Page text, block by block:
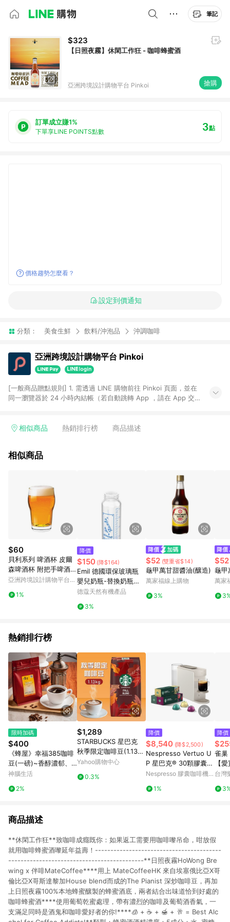
筆記
$323
【日照夜霧】休閑工作狂 - 咖啡蜂蜜酒
亞洲跨境設計購物平台 Pinkoi 搶購
訂單成立賺1%
下單享LINE POINTS點數 3點
價格趨勢怎麼看？
設定到價通知
分類： 美食生鮮 飲料/沖泡品 沖調咖啡
亞洲跨境設計購物平台 Pinkoi
[一般商品贈點規則] 1. 需透過 LINE 購物前往 Pinkoi 頁面，並在
同一瀏覽器於 24 小時內結帳（若自動跳轉 App ，請在 App 交
回饋訂單不得享有 Pinkoi 站方優惠，例如首購優惠，P coins，
行為，不具贈點資格，部分退款不在此限。 6. APP 請更新至
貨後 45 天後發送。 8. 群眾募資商品，禮物卡，開館保證金，補
運費，攤位費等不具贈點資格。 9. LINE 購物站上之商品規格、
顏色、價位、贈品如與 Pinkoi 商品資訊頁及購物車不符，以
Pinkoi 購物商品資訊頁及購物車標示為準。 10. 點數紅包使用規
則請以點數紅包活動說明為準。 11. 若於 LINE 購物前往 Pinkoi
頁面後才首次下載 Pinkoi APP 並完成訂單，不符合導購資格；承
上，首次下載 Pinkoi APP 後，需透過 LINE 購物前往 Pinkoi 頁
面，方享導購資格。
相似商品 熱銷排行榜 商品描述
相似商品
$60
貝利系列 啤酒杯 皮爾
森啤酒杯 附把手啤酒杯
三款任選
亞洲跨境設計購物平台
1%
降價
$150 (降$164)
Emil 德國環保玻璃瓶
嬰兒奶瓶-替換奶瓶
【停售出清】 250ml
德蔻天然有機產品
3%
$52 (雙重省$14)
龜甲萬甘甜醬油(釀造)
萬家福線上購物
3%
$52
龜甲
萬家
熱銷排行榜
限時加碼
$400
《蜂屋》幸福385咖啡
豆(一磅)~香醇濃郁、
柔滑順口、口感極佳
神腦生活
2%
$1,289
STARBUCKS 星巴克
秋季限定咖啡豆(1.13公
斤)
Yahoo購物中心
0.3%
降價
$8,540 (降$2,500)
Nespresso Vertuo U
P 星巴克® 30顆膠囊組
- 晨露白
Nespresso 膠囊咖啡機官
1%
降價
雀巢
【
台灣
商品描述
**休閑工作狂**致咖啡成癮既你：如果返工需要用咖啡嚟吊命，咁放假
就用咖啡蜂蜜酒嚟延年益壽！-----------------------------------------
--------------------------------------------**日照夜霧HoWong Bre
wing x 伴啡MateCoffee****用上 MateCoffeeHK 來自埃塞俄比亞X哥
倫比亞X哥斯達黎加House blend而成的The Pianist 深炒咖啡豆，再加
上日照夜霧100%本地蜂蜜釀製的蜂蜜酒底，兩者結合出味道恰到好處的
咖啡蜂蜜酒****使用葡萄乾蜜處理，帶有濃烈的咖啡及葡萄酒香氣，一
支滿足同時是酒鬼和咖啡愛好者的你!****🧊 + ☕ + 🍯 + 🥂 = Best Alc